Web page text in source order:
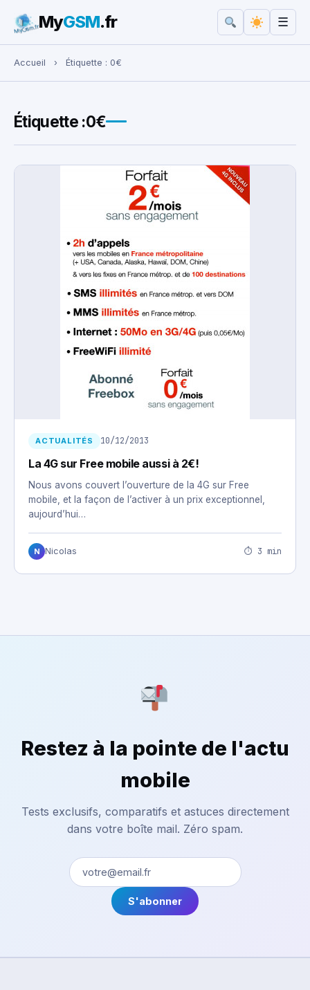
Rechercher :
MyGSM.fr ☰
Accueil › Étiquette : 0€
Étiquette :0€
ACTUALITÉS 10/12/2013
La 4G sur Free mobile aussi à 2€!
Nous avons couvert l’ouverture de la 4G sur Free
mobile, et la façon de l’activer à un prix exceptionnel,
aujourd’hui…
N Nicolas ⏱ 3 min
Restez à la pointe de l'actu
mobile
Tests exclusifs, comparatifs et astuces directement
dans votre boîte mail. Zéro spam.
S'abonner